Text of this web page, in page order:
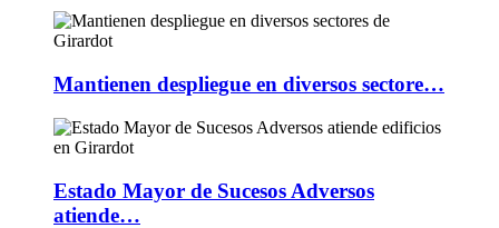
Mantienen despliegue en diversos sectore…
Estado Mayor de Sucesos Adversos
atiende…